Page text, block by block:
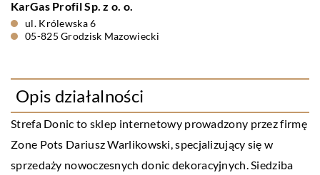
KarGas Profil Sp. z o. o.
ul. Królewska 6
05-825 Grodzisk Mazowiecki
Opis działalności
Strefa Donic to sklep internetowy prowadzony przez firmę
Zone Pots Dariusz Warlikowski, specjalizujący się w
sprzedaży nowoczesnych donic dekoracyjnych. Siedziba